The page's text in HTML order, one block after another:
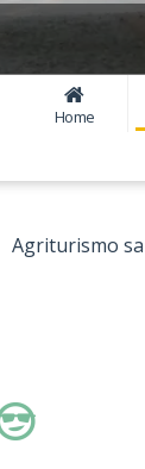
Home
Agriturismo